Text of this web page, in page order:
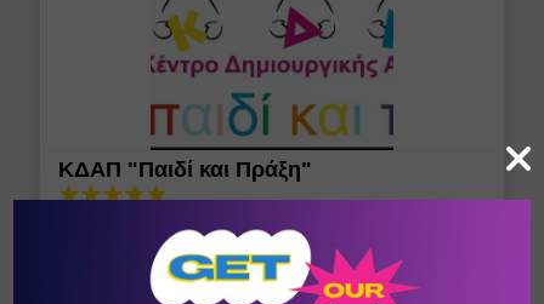
ΚΔΑΠ "Παιδί και Πράξη"
Θεσσαλονίκη